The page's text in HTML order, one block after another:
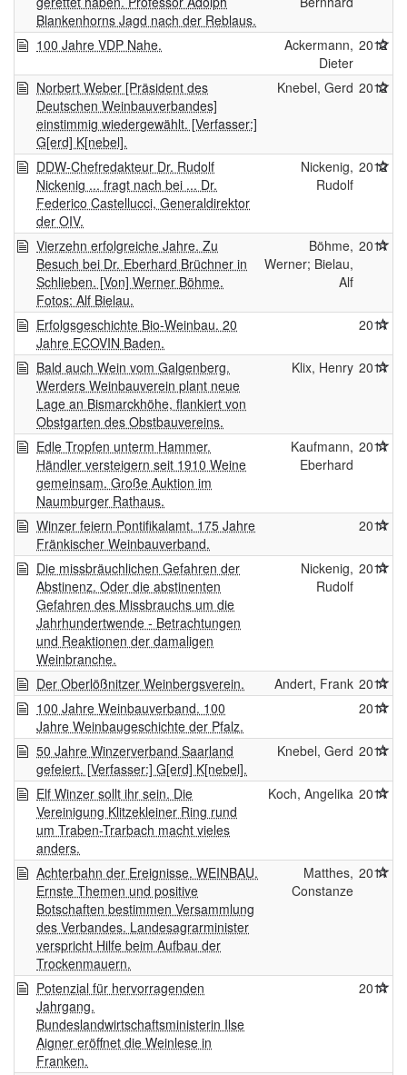
Blankenhorns Jagd nach der Reblaus.
100 Jahre VDP Nahe.
Ackermann,
Dieter
2012
Norbert Weber [Präsident des
Deutschen Weinbauverbandes]
einstimmig wiedergewählt. [Verfasser:]
G[erd] K[nebel].
Knebel, Gerd 2012
DDW-Chefredakteur Dr. Rudolf
Nickenig ... fragt nach bei ... Dr.
Federico Castellucci, Generaldirektor
der OIV.
Nickenig,
Rudolf
2012
Vierzehn erfolgreiche Jahre. Zu
Besuch bei Dr. Eberhard Brüchner in
Schlieben. [Von] Werner Böhme.
Fotos: Alf Bielau.
Böhme,
Werner; Bielau,
Alf
2011
Erfolgsgeschichte Bio-Weinbau. 20
Jahre ECOVIN Baden.
2011
Bald auch Wein vom Galgenberg.
Werders Weinbauverein plant neue
Lage an Bismarckhöhe, flankiert von
Obstgarten des Obstbauvereins.
Klix, Henry 2011
Edle Tropfen unterm Hammer.
Händler versteigern seit 1910 Weine
gemeinsam. Große Auktion im
Naumburger Rathaus.
Kaufmann,
Eberhard
2011
Winzer feiern Pontifikalamt. 175 Jahre
Fränkischer Weinbauverband.
2011
Die missbräuchlichen Gefahren der
Abstinenz. Oder die abstinenten
Gefahren des Missbrauchs um die
Jahrhundertwende - Betrachtungen
und Reaktionen der damaligen
Weinbranche.
Nickenig,
Rudolf
2011
Der Oberlößnitzer Weinbergsverein. Andert, Frank 2011
100 Jahre Weinbauverband. 100
Jahre Weinbaugeschichte der Pfalz.
2011
50 Jahre Winzerverband Saarland
gefeiert. [Verfasser:] G[erd] K[nebel].
Knebel, Gerd 2011
Elf Winzer sollt ihr sein. Die
Vereinigung Klitzekleiner Ring rund
um Traben-Trarbach macht vieles
anders.
Koch, Angelika 2011
Achterbahn der Ereignisse. WEINBAU.
Ernste Themen und positive
Botschaften bestimmen Versammlung
des Verbandes. Landesagrarminister
verspricht Hilfe beim Aufbau der
Trockenmauern.
Matthes,
Constanze
2011
Potenzial für hervorragenden
Jahrgang.
Bundeslandwirtschaftsministerin Ilse
Aigner eröffnet die Weinlese in
Franken.
2011